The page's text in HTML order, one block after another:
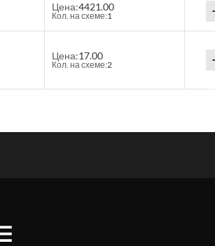
Цена:4421.00
Кол. на схеме:1
Цена:17.00
Кол. на схеме:2